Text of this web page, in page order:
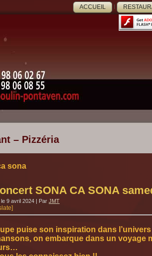
ACCUEIL
– Pizzéria
sona
SONA CA SONA
le 9 avril 2024 | Par JMT
puise son inspiration dans
on embarque dans un voyage